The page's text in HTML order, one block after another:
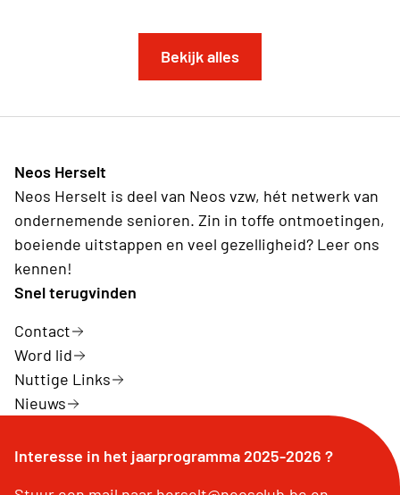
Bekijk alles
Neos Herselt
Neos Herselt is deel van Neos vzw, hét netwerk van
ondernemende senioren. Zin in toffe ontmoetingen,
boeiende uitstappen en veel gezelligheid? Leer ons
kennen!
Snel terugvinden
Contact
Word lid
Nuttige Links
Nieuws
Interesse in het jaarprogramma 2025-2026 ?